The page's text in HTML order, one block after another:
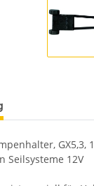
GX5,3,
Seilsysteme 12V